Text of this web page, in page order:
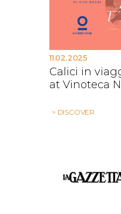
11.02.2025
Calici in
at Vinoteca
> DISCOVER